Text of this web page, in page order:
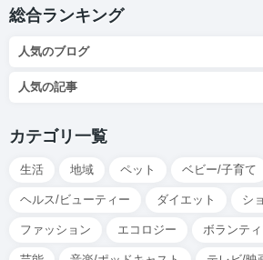
総合ランキング
人気のブログ
人気の記事
カテゴリ一覧
生活 地域 ペット ベビー/子育て
ヘルス/ビューティー ダイエット シ
ファッション エコロジー ボランテ